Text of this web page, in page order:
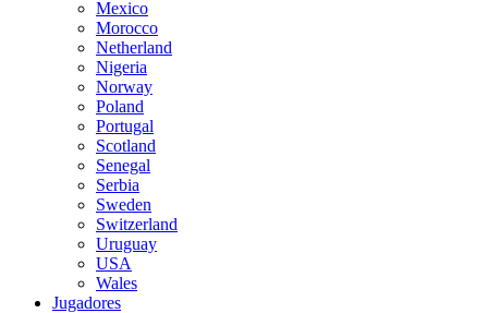
Mexico
Morocco
Netherland
Nigeria
Norway
Poland
Portugal
Scotland
Senegal
Serbia
Sweden
Switzerland
Uruguay
USA
Wales
Jugadores